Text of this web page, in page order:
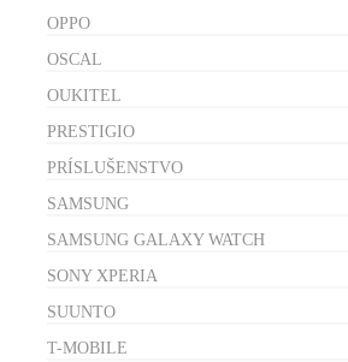
OPPO
OSCAL
OUKITEL
PRESTIGIO
PRÍSLUŠENSTVO
SAMSUNG
SAMSUNG GALAXY WATCH
SONY XPERIA
SUUNTO
T-MOBILE